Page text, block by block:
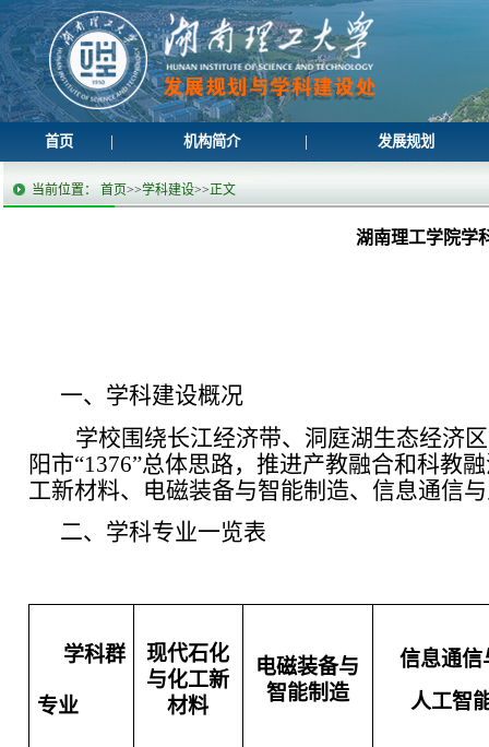
首页 | 机构简介 | 发展规划
当前位置： 首页>>学科建设>>正文
湖南理工学院学
一、学科建设概况
学校围绕长江经济带、洞庭湖生态经济
阳市“1376”总体思路，推进产教融合和科教
工新材料、电磁装备与智能制造、信息通信
二、 学科专业一览表
学科群
专业
现代石化
与化工新
材料
电磁装备与
智能制造
信息通信
人工智